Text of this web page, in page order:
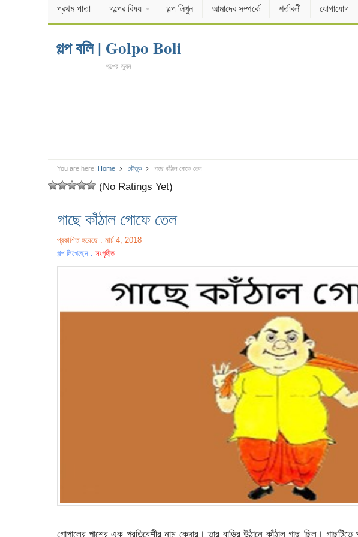
প্রথম পাতা গল্পের বিষয় গল্প লিখুন আমাদের সম্পর্কে শর্তাবলী যোগাযোগ
গল্প বলি | Golpo Boli
গল্পের ভুবন
You are here: Home কৌতুক গাছে কাঁঠাল গোফে তেল
(No Ratings Yet)
গাছে কাঁঠাল গোফে তেল
প্রকাশিত হয়েছে : মার্চ 4, 2018
গল্প লিখেছেন : সংগৃহীত
গোপালের পাশের এক প্রতিবেশীর নাম কেদার। তার বাড়ির উঠানে কাঁঠাল গাছ ছিল।